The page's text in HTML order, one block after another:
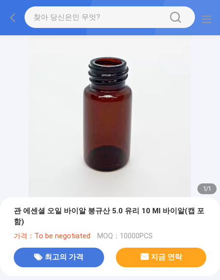
1/1
관 에센셜 오일 바이알 붕규산 5.0 유리 10 Ml 바이알(캡 포
함)
가격：To be negotiated MOQ：10000PCS
최고의 가격 지금 연락